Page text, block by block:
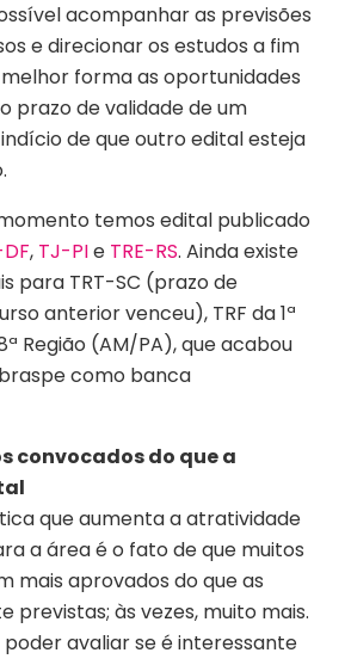
acompanhar as previsões
e direcionar os estudos a fim
forma as oportunidades
prazo de validade de um
de que outro edital esteja
temos edital publicado
, TJ-PIe TRE-RS. Ainda existe
para TRT-SC (prazo de
anterior venceu), TRF da 1ª
Região (AM/PA), que acabou
como banca
convocados do que a
que aumenta a atratividade
a área é o fato de que muitos
mais aprovados do que as
previstas; às vezes, muito mais.
avaliar se é interessante